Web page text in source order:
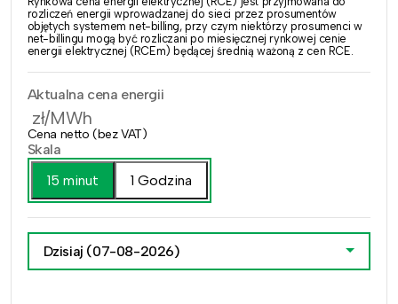
rozliczeń energii wprowadzanej do sieci przez prosumentów
objętych systemem net-billing, przy czym niektórzy prosumenci w
net-billingu mogą być rozliczani po miesięcznej rynkowej cenie
energii elektrycznej (RCEm) będącej średnią ważoną z cen RCE.
Aktualna cena energii
zł/MWh
Cena netto (bez VAT)
Skala
15 minut
1 Godzina
Dzisiaj (07-08-2026)